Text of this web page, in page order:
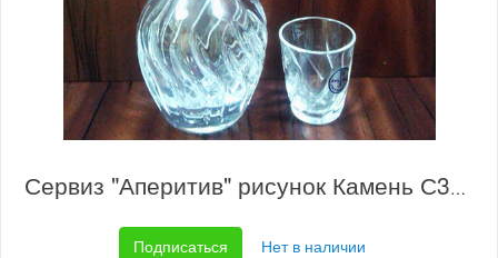
Сервиз "Аперитив" рисунок Камень С339/1/2
Подписаться Нет в наличии